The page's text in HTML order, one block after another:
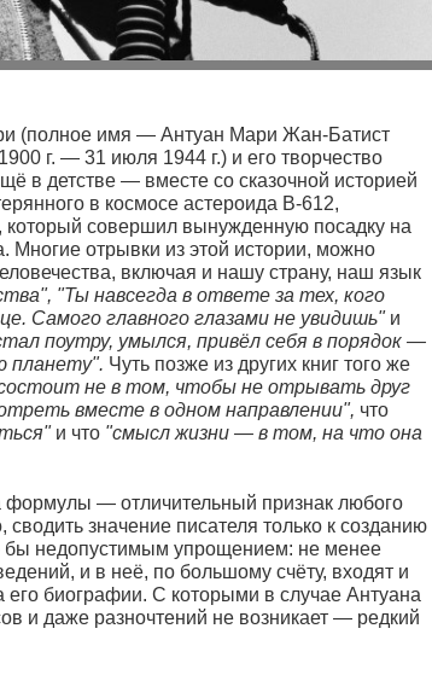
(полное имя — Антуан Мари Жан-Батист
г. — 31 июля 1944 г.) и его творчество
в детстве — вместе со сказочной историей
в космосе астероида В-612,
совершил вынужденную посадку на
Многие отрывки из этой истории, можно
включая и нашу страну, наш язык
"Ты навсегда в ответе за тех, кого
Самого главного глазами не увидишь"и
поутру, умылся, привёл себя в порядок —
планету". Чуть позже из других книг того же
не в том, чтобы не отрывать друг
вместе в одном направлении", что
и что"смысл жизни — в том, на что она
формулы — отличительный признак любого
значение писателя только к созданию
бы недопустимым упрощением: не менее
и в неё, по большому счёту, входят и
его биографии. С которыми в случае Антуана
и даже разночтений не возникает — редкий